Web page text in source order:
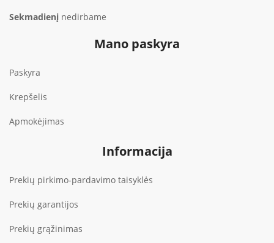
Sekmadienį nedirbame
Mano paskyra
Paskyra
Krepšelis
Apmokėjimas
Informacija
Prekių pirkimo-pardavimo taisyklės
Prekių garantijos
Prekių grąžinimas